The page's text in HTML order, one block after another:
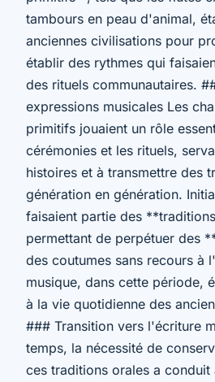
tambours en peau d'animal,
anciennes civilisations pour
établir des rythmes qui
des rituels communautaires.
expressions musicales Les
primitifs jouaient un rôle
cérémonies et les rituels,
histoires et à transmettre des
génération en génération.
faisaient partie des
permettant de perpétuer des
des coutumes sans recours à
musique, dans cette période,
à la vie quotidienne des
### Transition vers l'écriture
temps, la nécessité de
ces traditions orales a conduit